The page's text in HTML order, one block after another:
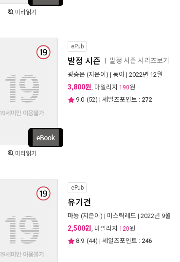
미리읽기
미리읽기
ePub
발정 시즌 발정 시즌 시리즈보기
광승은 (지은이) | 동아 | 2022년 12월
3,800원, 마일리지 190원
9.0 (52) | 세일즈포인트 : 272
ePub
유기견
마뇽 (지은이) | 미스틱레드 | 2022년 9월
2,500원, 마일리지 120원
8.9 (44) | 세일즈포인트 : 246